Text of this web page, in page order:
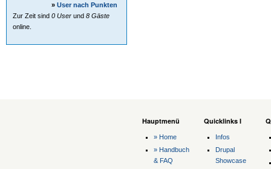
» User nach Punkten
Zur Zeit sind 0 User und 8 Gäste
online.
Hauptmenü
» Home
» Handbuch
& FAQ
Quicklinks I
Infos
Drupal
Showcase